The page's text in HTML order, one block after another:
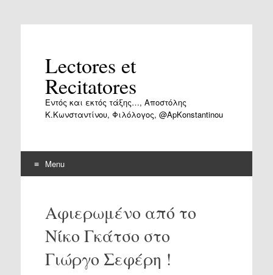
Lectores et
Recitatores
Εντός και εκτός τάξης…, Αποστόλης
Κ.Κωνσταντίνου, Φιλόλογος, @ApKonstantinou
Menu
contentΑφιερωμένο από το
Νίκο Γκάτσο στο
Γιώργο Σεφέρη !